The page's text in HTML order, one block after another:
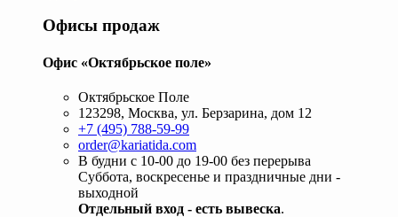
Офисы продаж
Офис «Октябрьское поле»
Октябрьское Поле
123298, Москва, ул. Берзарина, дом 12
+7 (495) 788-59-99
order@kariatida.com
В будни с 10-00 до 19-00 без перерыва
Суббота, воскресенье и праздничные дни -
выходной
Отдельный вход - есть вывеска.